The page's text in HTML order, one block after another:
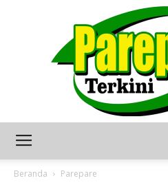
Beranda Parepare